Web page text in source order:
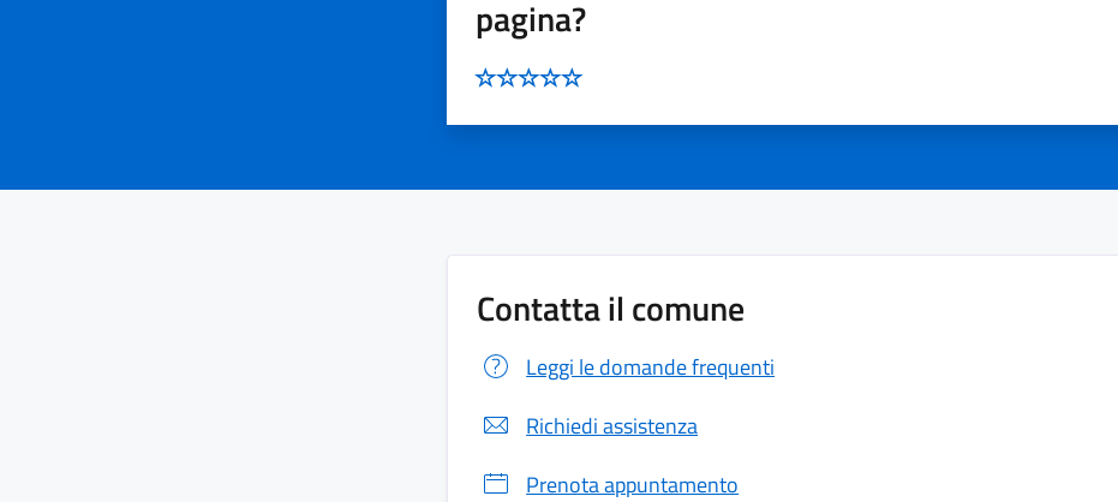
pagina?
Contatta il comune
Leggi le domande frequenti
Richiedi assistenza
Prenota appuntamento